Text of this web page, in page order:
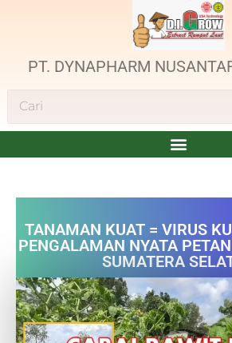
PT. DYNAPHARM
TANAMAN KUAT = VIRUS
PENGALAMAN NYATA
SUMATERA